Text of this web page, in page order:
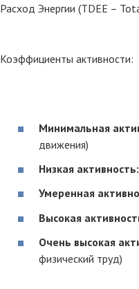
Расход Энергии (TDEE –
Коэффициенты активности:
Минимальная
движения)
Низкая активность:
Умеренная
Высокая
Очень высокая
физический труд)